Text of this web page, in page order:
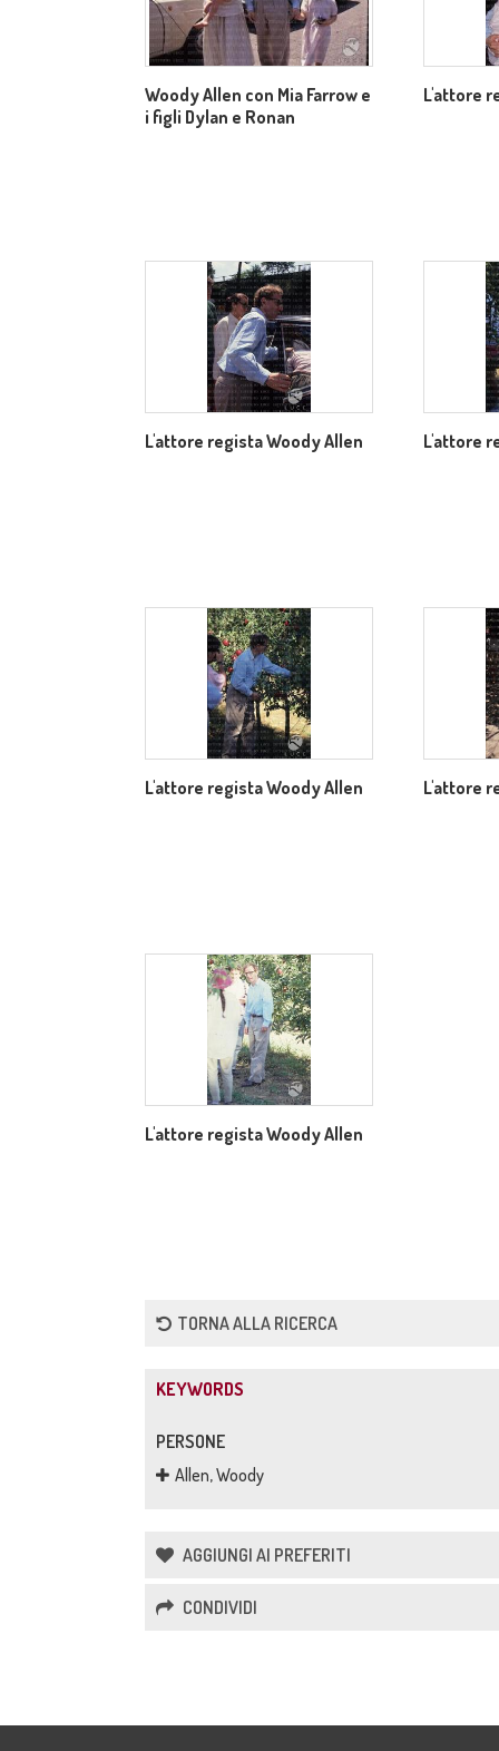
Woody Allen con Mia Farrow e
i figli Dylan e Ronan
L'attore
L'attore regista Woody Allen L'attore
L'attore regista Woody Allen L'attore
L'attore regista Woody Allen
TORNA ALLA RICERCA
KEYWORDS
PERSONE
Allen, Woody
AGGIUNGI AI PREFERITI
CONDIVIDI